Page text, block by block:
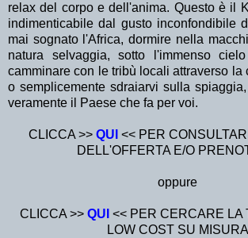
relax del corpo e dell'anima. Questo è il
indimenticabile dal gusto inconfondibile
mai sognato l'Africa, dormire nella
natura selvaggia, sotto l'immenso
camminare con le tribù locali attraverso la
o semplicemente sdraiarvi sulla
veramente il Paese che fa per voi.
CLICCA >> QUI << PER
DELL'OFFERTA E/O
oppure
CLICCA >> QUI << PER CERCARE LA
LOW COST SU MISURA